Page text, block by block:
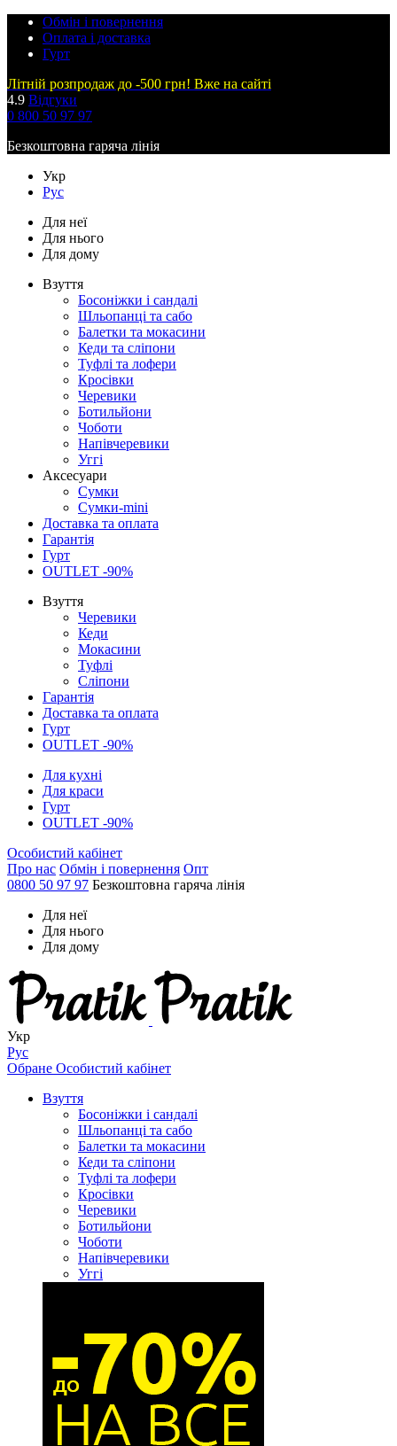
Обмін і повернення
Оплата і доставка
Гурт
Літній розпродаж до -500 грн! Вже на сайті
4.9 Відгуки
0 800 50 97 97
Безкоштовна гаряча лінія
Укр
Рус
Для неї
Для нього
Для дому
Взуття
Босоніжки і сандалі
Шльопанці та сабо
Балетки та мокасини
Кеди та сліпони
Туфлі та лофери
Кросівки
Черевики
Ботильйони
Чоботи
Напівчеревики
Уггі
Аксесуари
Сумки
Сумки-mini
Доставка та оплата
Гарантія
Гурт
OUTLET -90%
Взуття
Черевики
Кеди
Мокасини
Туфлі
Сліпони
Гарантія
Доставка та оплата
Гурт
OUTLET -90%
Для кухні
Для краси
Гурт
OUTLET -90%
Особистий кабінет
Про нас Обмін і повернення Опт
0800 50 97 97 Безкоштовна гаряча лінія
Для неї
Для нього
Для дому
Укр
Рус
Обране Особистий кабінет
Взуття
Босоніжки і сандалі
Шльопанці та сабо
Балетки та мокасини
Кеди та сліпони
Туфлі та лофери
Кросівки
Черевики
Ботильйони
Чоботи
Напівчеревики
Уггі